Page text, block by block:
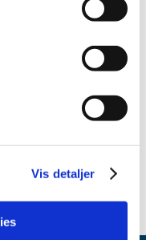
Vis detaljer